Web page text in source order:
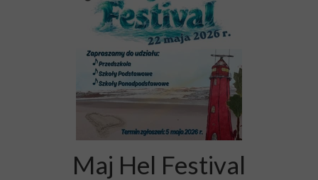
Maj Hel Festival